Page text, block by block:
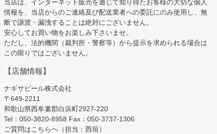
当店は、インターネット販売を通じて知り得たお客様の大切な個人
情報を、当店からのご連絡及び配送業者への委託にのみ使用し、無
断で譲渡・漏洩することは絶対にございません。
安心してお買い物をお楽しみ下さいませ。
ただし、法的機関（裁判所・警察等）から提示を求められる場合は
この限りではございません。
【店舗情報】
ナギサビール株式会社
〒649-2211
和歌山県西牟婁郡白浜町2927-220
Tel：050-3820-8958 Fax：050-3737-1306
ご質問はこちらへ（担当：西垣）